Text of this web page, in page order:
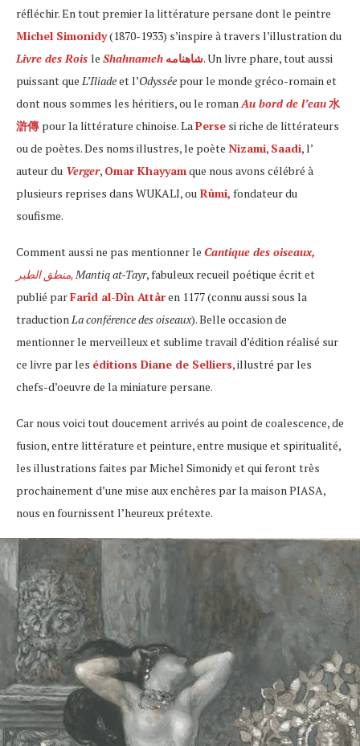
réfléchir. En tout premier la littérature persane dont le peintre
Michel Simonidy(1870-1933) s’inspire à travers l’illustration du
Livre des Rois le Shahnameh
. Un livre phare, tout aussi
puissant que L’Iliadeet l’Odyssée pour le monde gréco-romain et
dont nous sommes les héritiers, ou le romanAu bord de l’eau水
滸傳 pour la littérature chinoise. LaPerse si riche de littérateurs
ou de poètes. Des noms illustres, le poète Nizami, Saadi, l’
auteur du Verger, Omar Khayyamque nous avons célébré à
plusieurs reprises dans WUKALI, ou Rûmi, fondateur du
soufisme.
Comment aussi ne pas mentionner le Cantique des oiseaux,
منطق الطیر,Mantiq at-Tayr, fabuleux recueil poétique écrit et
publié parFarîd al-Dîn Attâren 1177 (connu aussi sous la
traductionLa conférence des oiseaux). Belle occasion de
mentionner le merveilleux et sublime travail d’édition réalisé sur
ce livre par les éditions Diane de Selliers, illustré par les
chefs-d’oeuvre de la miniature persane.
Car nous voici tout doucement arrivés au point de coalescence, de
fusion, entre littérature et peinture, entre musique et spiritualité,
les illustrations faites par Michel Simonidy et qui feront très
prochainement d’une mise aux enchères par la maison PIASA,
nous en fournissent l’heureux prétexte.